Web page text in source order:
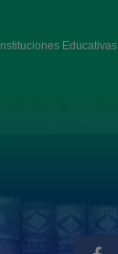
Instituciones Educativas